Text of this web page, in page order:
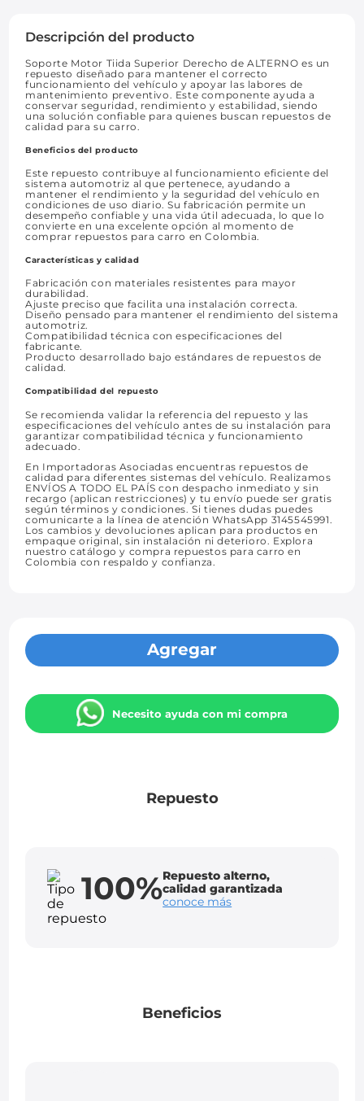
Descripción del producto
Soporte Motor Tiida Superior Derecho de ALTERNO es un
repuesto diseñado para mantener el correcto
funcionamiento del vehículo y apoyar las labores de
mantenimiento preventivo. Este componente ayuda a
conservar seguridad, rendimiento y estabilidad, siendo
una solución confiable para quienes buscan repuestos de
calidad para su carro.
Beneficios del producto
Este repuesto contribuye al funcionamiento eficiente del
sistema automotriz al que pertenece, ayudando a
mantener el rendimiento y la seguridad del vehículo en
condiciones de uso diario. Su fabricación permite un
desempeño confiable y una vida útil adecuada, lo que lo
convierte en una excelente opción al momento de
comprar repuestos para carro en Colombia.
Características y calidad
Fabricación con materiales resistentes para mayor
durabilidad.
Ajuste preciso que facilita una instalación correcta.
Diseño pensado para mantener el rendimiento del sistema
automotriz.
Compatibilidad técnica con especificaciones del
fabricante.
Producto desarrollado bajo estándares de repuestos de
calidad.
Compatibilidad del repuesto
Se recomienda validar la referencia del repuesto y las
especificaciones del vehículo antes de su instalación para
garantizar compatibilidad técnica y funcionamiento
adecuado.
En Importadoras Asociadas encuentras repuestos de
calidad para diferentes sistemas del vehículo. Realizamos
ENVÍOS A TODO EL PAÍS con despacho inmediato y sin
recargo (aplican restricciones) y tu envío puede ser gratis
según términos y condiciones. Si tienes dudas puedes
comunicarte a la línea de atención WhatsApp 3145545991.
Los cambios y devoluciones aplican para productos en
empaque original, sin instalación ni deterioro. Explora
nuestro catálogo y compra repuestos para carro en
Colombia con respaldo y confianza.
Agregar
Necesito ayuda con mi compra
Repuesto
100%Repuesto alterno,
calidad garantizada
conoce más
Beneficios